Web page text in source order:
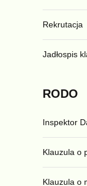
Rekrutacja
Jadłospis
RODO
Inspektor
Klauzula o
Klauzula o